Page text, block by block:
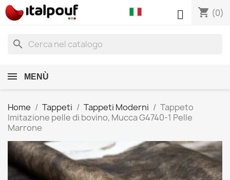
shopping_cart (0)

search
MENÙ
Home Tappeti Tappeti Moderni
Tappeto
Imitazione pelle di bovino, Mucca G4740-1 Pelle
Marrone